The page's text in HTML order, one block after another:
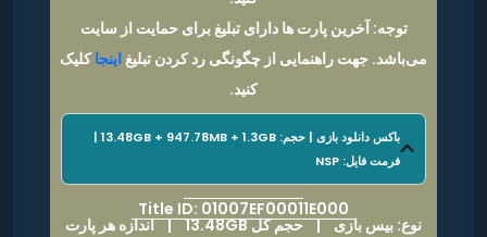
توجه: آخرین پارت ها دارای تبلیغ برای حمایت از سایت
می‌باشد. جهت راهنمایی از چگونگی رد کردن تبلیغ اینجاکلیک
کنید.
باکس دانلود بازی | حجم: 13.48GB + 947.78MB + 1.3GB |
فرمت فایل: NSP
Title ID: 01007EF00011E000
نوع: بیس بازی | حجم کل 13.48GB | اندازه هر پارت